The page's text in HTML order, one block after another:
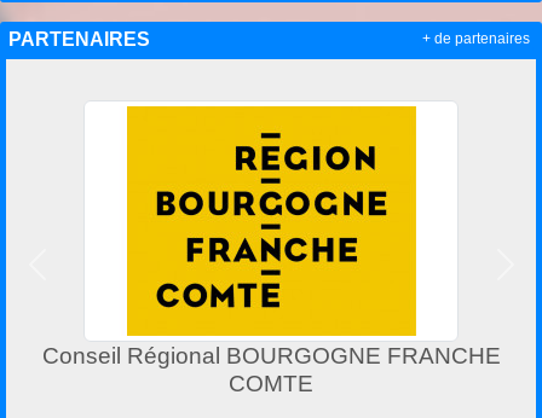
PARTENAIRES
Régional BOURGOGNE FRANCHE
+ de partenaires